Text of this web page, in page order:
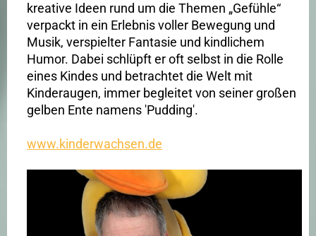
kreative Ideen rund um die Themen „Gefühle“
verpackt in ein Erlebnis voller Bewegung und
Musik, verspielter Fantasie und kindlichem
Humor. Dabei schlüpft er oft selbst in die Rolle
eines Kindes und betrachtet die Welt mit
Kinderaugen, immer begleitet von seiner großen
gelben Ente namens 'Pudding'.
www.kinderwachsen.de